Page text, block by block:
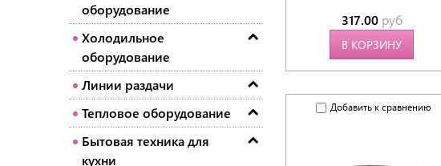
оборудование
Холодильное
оборудование
Линии раздачи
Тепловое оборудование
Бытовая техника для
кухни
317.00 руб
В КОРЗИНУ
Добавить к сравнению